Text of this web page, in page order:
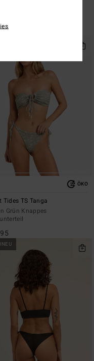
ÖKO
Tides TS Tanga
Grün Knappes